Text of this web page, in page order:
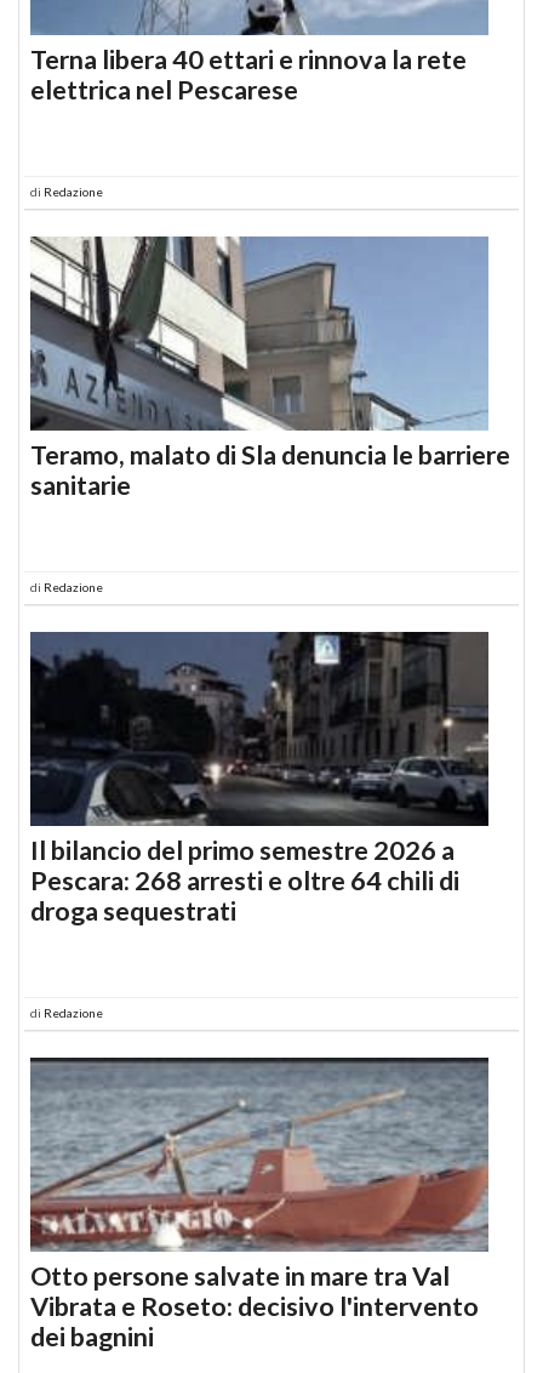
Terna libera 40 ettari e rinnova la rete
elettrica nel Pescarese
di Redazione
Teramo, malato di Sla denuncia le barriere
sanitarie
di Redazione
Il bilancio del primo semestre 2026 a
Pescara: 268 arresti e oltre 64 chili di
droga sequestrati
di Redazione
Otto persone salvate in mare tra Val
Vibrata e Roseto: decisivo l'intervento
dei bagnini